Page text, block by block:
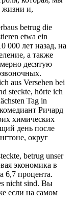
жизни и,
betrug die
etwa ein
000 лет назад, на
а также
десятую
aus Versehen bei
steckte, hörte ich
Tag in
Ричард
химических
день после
округ
betrug unser
экономика в
6,7 процента.
nicht sind. Вы
если на самом